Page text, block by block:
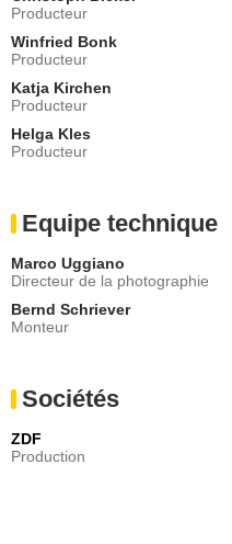
Producteur
Winfried Bonk
Producteur
Katja Kirchen
Producteur
Helga Kles
Producteur
Equipe technique
Marco Uggiano
Directeur de la photographie
Bernd Schriever
Monteur
Sociétés
ZDF
Production